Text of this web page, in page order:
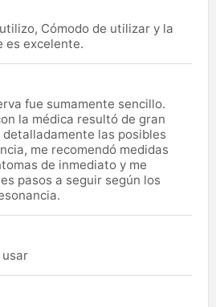
Cómodo de utilizar y la
es excelente.
fue sumamente sencillo.
la médica resultó de gran
las posibles
me recomendó medidas
de inmediato y me
pasos a seguir según los